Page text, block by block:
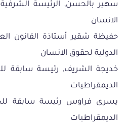
سهير بالحسن, الرئيسة الشرفية
الانسان
حفيظة شقير أستاذة القانون
الدولية لحقوق الانسان
خديجة الشريف, رئيسة سابقة
الديمقراطيات
يسرى فراوس رئيسة سابقة
الديمقراطيات